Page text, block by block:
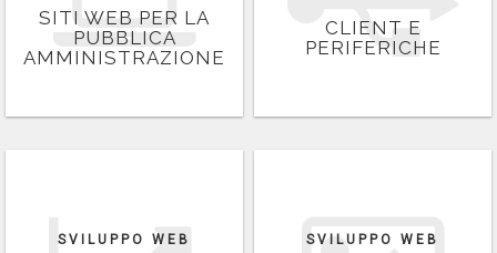
SITI WEB PER LA
PUBBLICA
AMMINISTRAZIONE
CLIENT E
PERIFERICHE
SVILUPPO WEB SVILUPPO WEB